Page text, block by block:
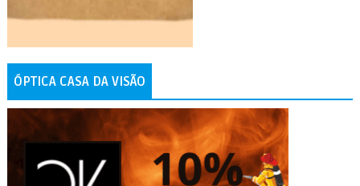
ÓPTICA CASA DA VISÃO